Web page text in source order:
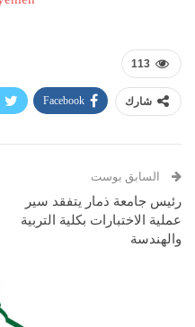
113
شارك Facebook
السابق بوست
رئيس جامعة ذمار يتفقد سير
عملية الاختبارات بكلية التربية
والهندسة